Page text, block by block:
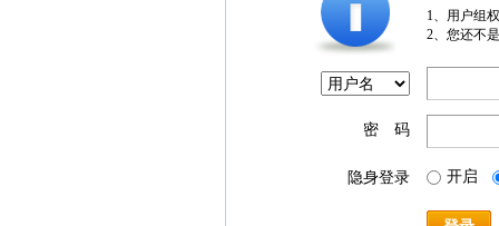
1、用户组
2、您还不
密 码
隐身登录 开启